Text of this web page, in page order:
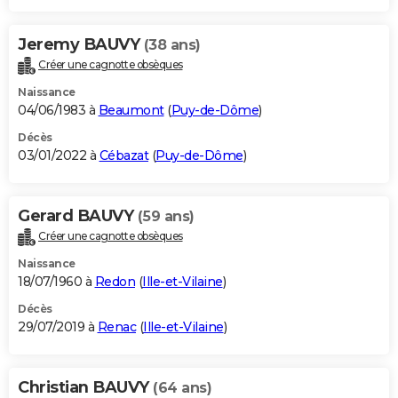
Jeremy BAUVY (38 ans)
Créer une cagnotte obsèques
Naissance
04/06/1983 à Beaumont(Puy-de-Dôme)
Décès
03/01/2022 à Cébazat(Puy-de-Dôme)
Gerard BAUVY (59 ans)
Créer une cagnotte obsèques
Naissance
18/07/1960 à Redon (Ille-et-Vilaine)
Décès
29/07/2019 à Renac(Ille-et-Vilaine)
Christian BAUVY (64 ans)